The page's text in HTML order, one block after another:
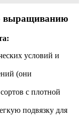
выращиванию
условий и
(они
с плотной
подвязку для